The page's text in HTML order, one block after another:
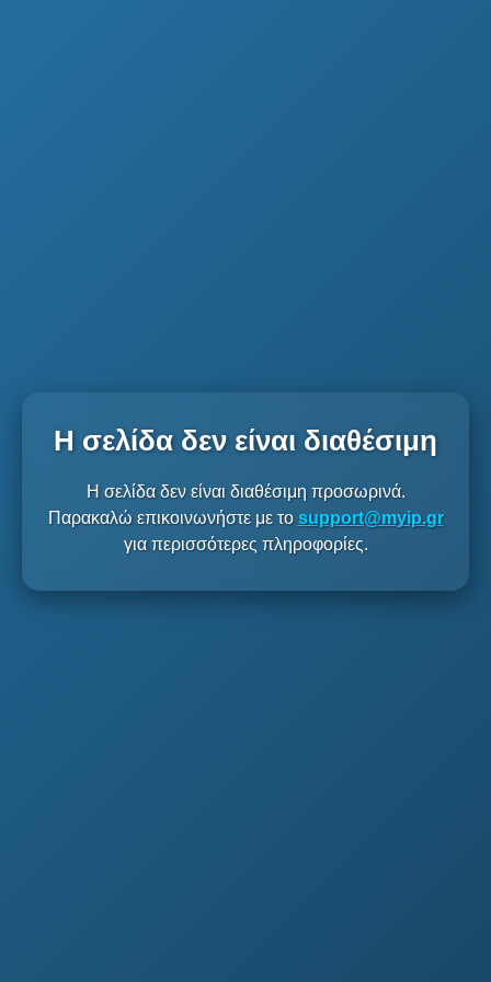
Η σελίδα δεν είναι διαθέσιμη
Η σελίδα δεν είναι διαθέσιμη προσωρινά.
Παρακαλώ επικοινωνήστε με το support@myip.gr
για περισσότερες πληροφορίες.